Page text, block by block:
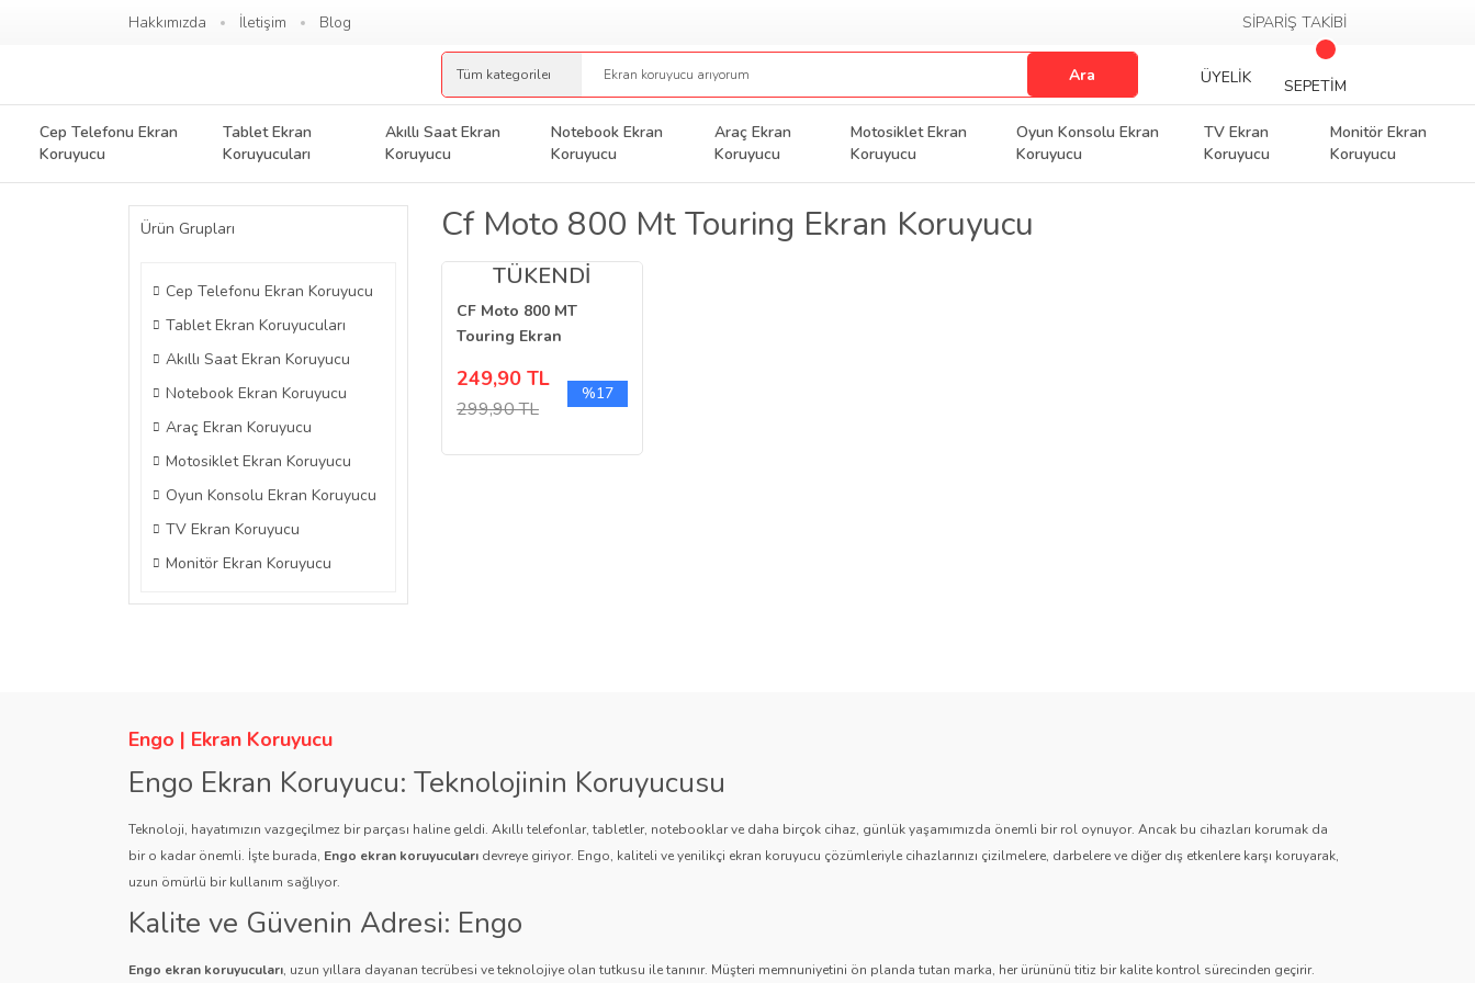
Hakkımızda İletişim Blog SİPARİŞ TAKİBİ
Ara ÜYELİK SEPETİM
Cep Telefonu Ekran
Koruyucu
Tablet Ekran
Koruyucuları
Akıllı Saat Ekran
Koruyucu
Notebook Ekran
Koruyucu
Araç Ekran
Koruyucu
Motosiklet Ekran
Koruyucu
Oyun Konsolu Ekran
Koruyucu
TV Ekran
Koruyucu
Monitör Ekran
Koruyucu
Ürün Grupları
Cep Telefonu Ekran Koruyucu
Tablet Ekran Koruyucuları
Akıllı Saat Ekran Koruyucu
Notebook Ekran Koruyucu
Araç Ekran Koruyucu
Motosiklet Ekran Koruyucu
Oyun Konsolu Ekran Koruyucu
TV Ekran Koruyucu
Monitör Ekran Koruyucu
Cf Moto 800 Mt Touring Ekran Koruyucu
TÜKENDİ
CF Moto 800 MT
Touring Ekran
Gösterge
249,90 TL
299,90 TL
%17
Engo | Ekran Koruyucu
Engo Ekran Koruyucu: Teknolojinin Koruyucusu
Teknoloji, hayatımızın vazgeçilmez bir parçası haline geldi. Akıllı telefonlar, tabletler, notebooklar ve daha birçok cihaz, günlük yaşamımızda önemli bir rol oynuyor. Ancak bu cihazları korumak da
bir o kadar önemli. İşte burada, Engo ekran koruyucuları devreye giriyor. Engo, kaliteli ve yenilikçi ekran koruyucu çözümleriyle cihazlarınızı çizilmelere, darbelere ve diğer dış etkenlere karşı koruyarak,
uzun ömürlü bir kullanım sağlıyor.
Kalite ve Güvenin Adresi: Engo
Engo ekran koruyucuları, uzun yıllara dayanan tecrübesi ve teknolojiye olan tutkusu ile tanınır. Müşteri memnuniyetini ön planda tutan marka, her ürününü titiz bir kalite kontrol sürecinden geçirir.